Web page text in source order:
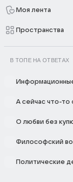
Моя лента
Пространства
В ТОПЕ НА ОТВЕТАХ
А сейчас что-то
О любви без
Философский
Политические